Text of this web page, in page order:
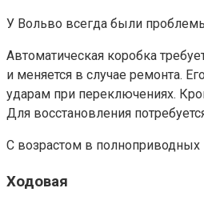
У Вольво всегда были
Автоматическая коробка
и меняется в случае ремонта.
ударам при переключениях.
Для восстановления
С возрастом в
Ходовая